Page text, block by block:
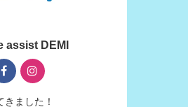
assist DEMI
ました！